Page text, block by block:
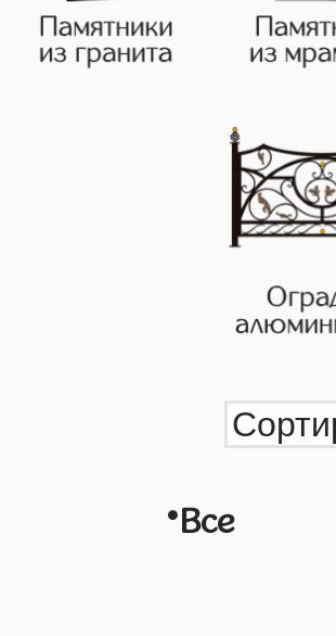
•Все